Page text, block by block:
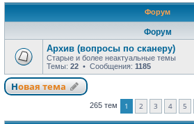
Форум
Форум
Архив (вопросы по сканеру)
Старые и более неактуальные темы
Темы: 22 • Сообщения: 1185
Новая тема
265 тем 1 2 3 4 5